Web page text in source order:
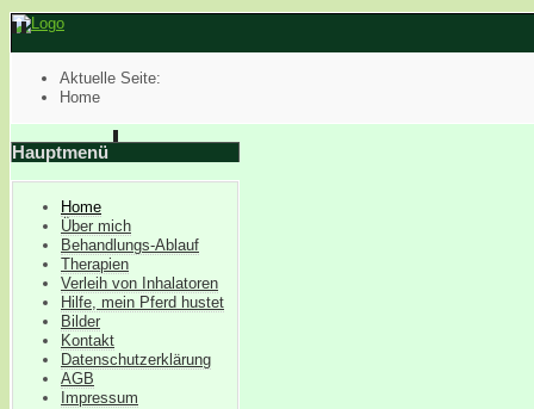
Aktuelle Seite:
Home
Hauptmenü
Home
Über mich
Behandlungs-Ablauf
Therapien
Verleih von Inhalatoren
Hilfe, mein Pferd hustet
Bilder
Kontakt
Datenschutzerklärung
AGB
Impressum